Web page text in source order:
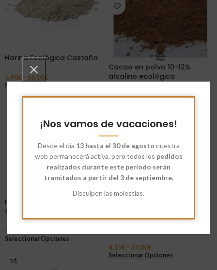
¡Nos vamos de vacaciones!
Desde el día 13 hasta el 30 de agosto nuestra
web permanecerá activa, pero todos los pedidos
realizados durante este periodo serán
tramitados a partir del 3 de septiembre.
Disculpen las molestias.
Harina Ecológica Castaña
5,90€ - 58,00€
Seleccionar Opciones
Cacao en polvo 10-12%
alcalino ecológico
5
Harina Ecológica Blanca
Candeal 120W
7,55
Seleccionar Opciones
8,15€ - 37,00€
Seleccionar Opciones